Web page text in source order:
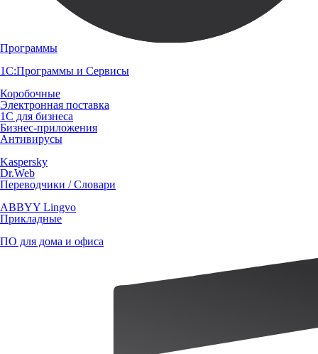
Программы
1С:Программы и Сервисы
Коробочные
Электронная поставка
1С для бизнеса
Бизнес-приложения
Антивирусы
Kaspersky
Dr.Web
Переводчики / Словари
ABBYY Lingvo
Прикладные
ПО для дома и офиса